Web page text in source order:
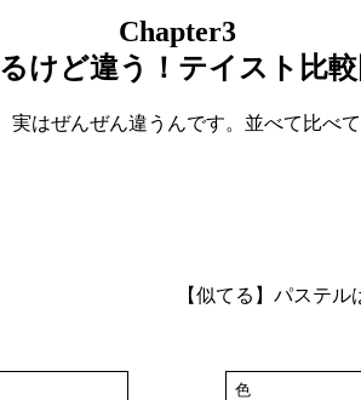
Chapter3
けど違う！テイスト比
はぜんぜん違うんです。並べて比べて
【似てる】パステ
色